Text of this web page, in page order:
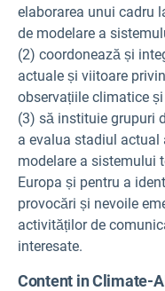
elaborarea unui cadru
de modelare a
(2) coordonează și
actuale și viitoare
observațiile climatice
(3) să instituie grupuri
a evalua stadiul actual
modelare a sistemului
Europa și pentru a
provocări și nevoile
activităților de
interesate.
Content in Climate-